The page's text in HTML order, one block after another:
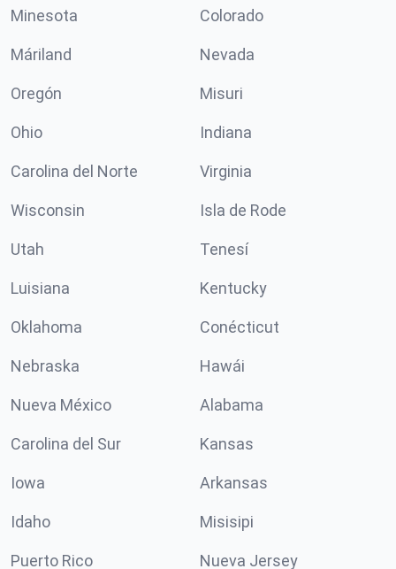
Minesota Colorado
Máriland Nevada
Oregón Misuri
Ohio Indiana
Carolina del Norte Virginia
Wisconsin Isla de Rode
Utah Tenesí
Luisiana Kentucky
Oklahoma Conécticut
Nebraska Hawái
Nueva México Alabama
Carolina del Sur Kansas
Iowa Arkansas
Idaho Misisipi
Puerto Rico Nueva Jersey